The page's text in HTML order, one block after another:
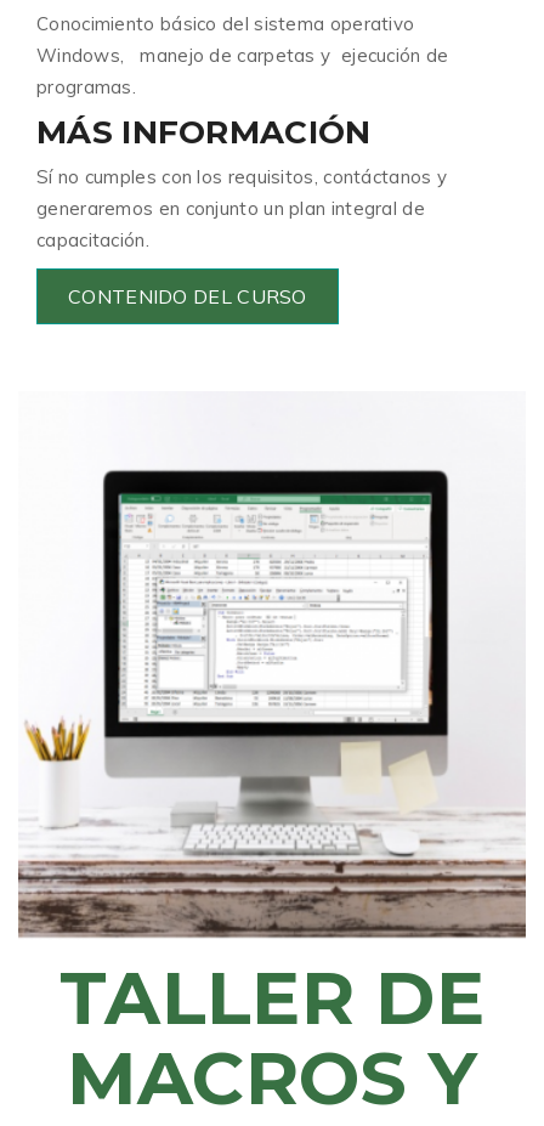
Conocimiento básico del sistema operativo
Windows, manejo de carpetas y ejecución de
programas.
MÁS INFORMACIÓN
Sí no cumples con los requisitos, contáctanos y
generaremos en conjunto un plan integral de
capacitación.
CONTENIDO DEL CURSO
TALLER DE
MACROS Y